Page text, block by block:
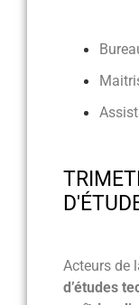
Acteurs de
d’études